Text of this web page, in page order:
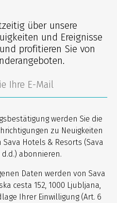
über unsere
und Ereignisse
profitieren Sie von
werden Sie die
zu Neuigkeiten
Hotels & Resorts (Sava
d.d.) abonnieren.
Daten werden von Sava
cesta 152, 1000 Ljubljana,
Ihrer Einwilligung (Art. 6